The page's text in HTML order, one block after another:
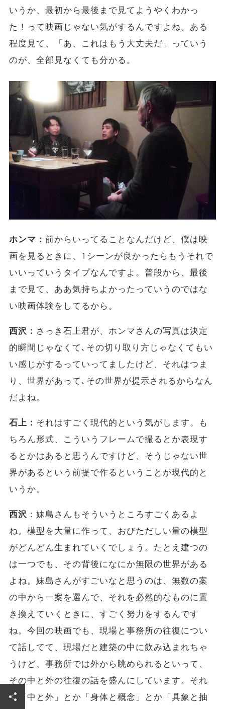
いうか、最初から最後まで見てようやくわかっ
た！って映画じゃない気がするんですよね。ある
程度見て、「あ、これはもう大丈夫だ」っていう
のが、全部見なくても分かる。
ホンマ： 前からいってることなんだけど、僕は映
画を見るときに、1シーンが良かったらもうそれで
いいっていうタイプなんですよ。普段から、最後
まで見て、ああ気持ちよかったっていうのではな
い映画体験をしてるから。
西沢： さっき石上君が、ホンマさんの写真は決定
的瞬間じゃなくて､その切り取り方じゃなくてもい
い感じがするっていってましたけど、それはつま
り、世界があって､その世界が提示されるからなん
だよね。
石上： それはすごく現代的という気がします。も
ちろん形式、こういうフレームで撮るとか表現す
るとかはあると思うんですけど、そうじゃない世
界があるという前提で作るということが現代的と
いうか。
西沢 ：妹島さんもそういうところすごくあるよ
ね。模型を大量に作って、おびただしい量の模型
がどんどん生まれていくでしょう。たとえ建つの
は一つでも、その背後になにか無限の世界がある
よね。妹島さんがすごいなと思うのは、無数の案
の中から一案を選んで、それを必然的なものに置
き換えていくときに、すごく努力をするんです
ね。今回の映画でも、現場と事務所の往復につい
て話してて、現場だと建築の中に飲み込まれちゃ
うけど、事務所では外から眺められるといって、
その中と外の往復の話を盛んにしています。それ
は「中と外」とか「身体と概念」とか「具象と抽